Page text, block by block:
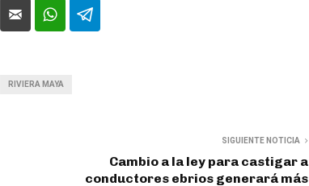
RIVIERA MAYA
SIGUIENTE NOTICIA
Cambio a la ley para castigar a
conductores ebrios generará más